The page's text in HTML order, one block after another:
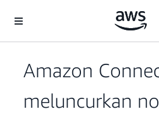
Amazon
meluncurkan